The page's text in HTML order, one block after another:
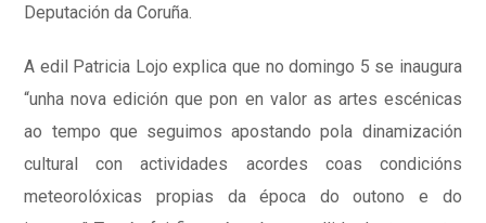
Deputación da Coruña.
A edil Patricia Lojo explica que no domingo 5 se inaugura
“unha nova edición que pon en valor as artes escénicas
ao tempo que seguimos apostando pola dinamización
cultural con actividades acordes coas condicións
meteorolóxicas propias da época do outono e do